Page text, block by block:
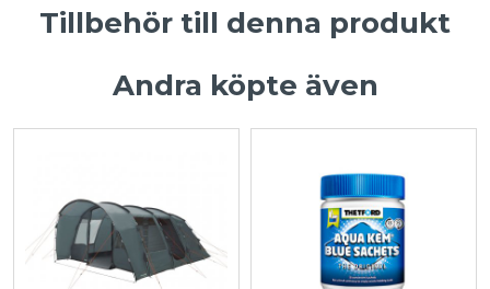
Tillbehör till denna produkt
Andra köpte även